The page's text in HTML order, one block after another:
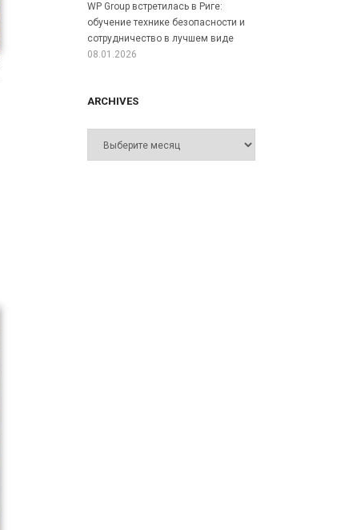
WP Group встретилась в Риге:
обучение технике безопасности и
сотрудничество в лучшем виде
08.01.2026
ARCHIVES